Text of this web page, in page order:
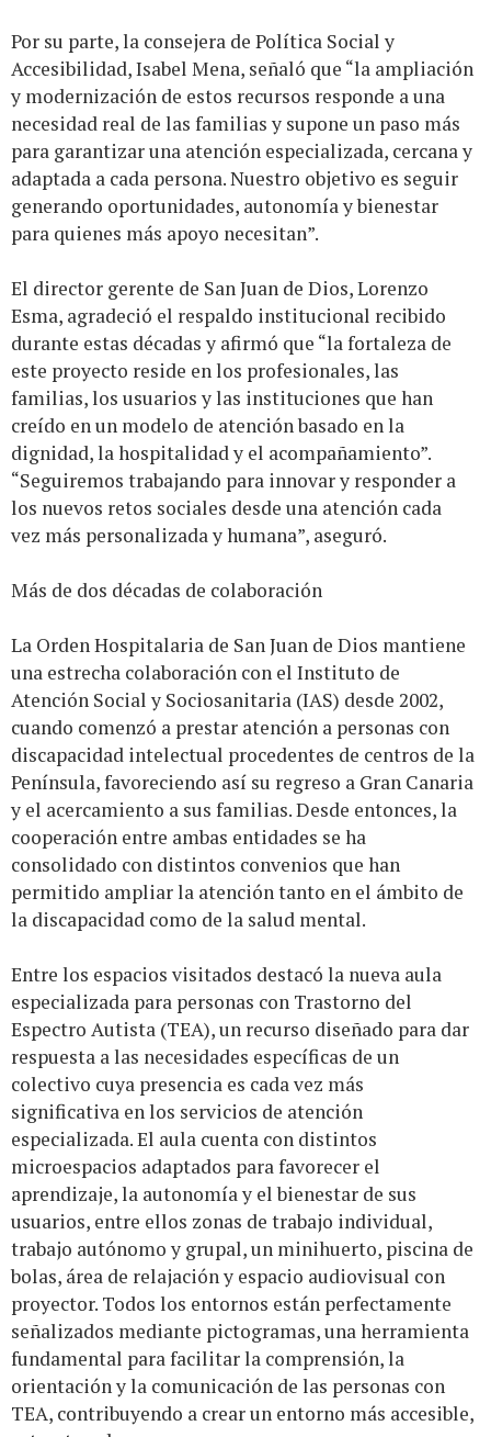
Por su parte, la consejera de Política Social y
Accesibilidad, Isabel Mena, señaló que “la ampliación
y modernización de estos recursos responde a una
necesidad real de las familias y supone un paso más
para garantizar una atención especializada, cercana y
adaptada a cada persona. Nuestro objetivo es seguir
generando oportunidades, autonomía y bienestar
para quienes más apoyo necesitan”.
El director gerente de San Juan de Dios, Lorenzo
Esma, agradeció el respaldo institucional recibido
durante estas décadas y afirmó que “la fortaleza de
este proyecto reside en los profesionales, las
familias, los usuarios y las instituciones que han
creído en un modelo de atención basado en la
dignidad, la hospitalidad y el acompañamiento”.
“Seguiremos trabajando para innovar y responder a
los nuevos retos sociales desde una atención cada
vez más personalizada y humana”, aseguró.
Más de dos décadas de colaboración
La Orden Hospitalaria de San Juan de Dios mantiene
una estrecha colaboración con el Instituto de
Atención Social y Sociosanitaria (IAS) desde 2002,
cuando comenzó a prestar atención a personas con
discapacidad intelectual procedentes de centros de la
Península, favoreciendo así su regreso a Gran Canaria
y el acercamiento a sus familias. Desde entonces, la
cooperación entre ambas entidades se ha
consolidado con distintos convenios que han
permitido ampliar la atención tanto en el ámbito de
la discapacidad como de la salud mental.
Entre los espacios visitados destacó la nueva aula
especializada para personas con Trastorno del
Espectro Autista (TEA), un recurso diseñado para dar
respuesta a las necesidades específicas de un
colectivo cuya presencia es cada vez más
significativa en los servicios de atención
especializada. El aula cuenta con distintos
microespacios adaptados para favorecer el
aprendizaje, la autonomía y el bienestar de sus
usuarios, entre ellos zonas de trabajo individual,
trabajo autónomo y grupal, un minihuerto, piscina de
bolas, área de relajación y espacio audiovisual con
proyector. Todos los entornos están perfectamente
señalizados mediante pictogramas, una herramienta
fundamental para facilitar la comprensión, la
orientación y la comunicación de las personas con
TEA, contribuyendo a crear un entorno más accesible,